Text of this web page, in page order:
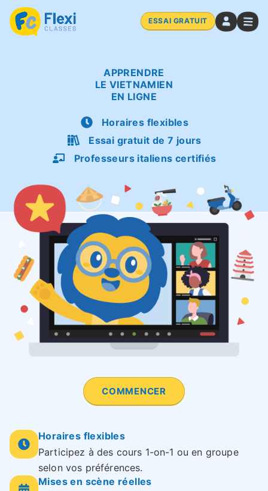
ESSAI GRATUIT
APPRENDRE
LE VIETNAMIEN
EN LIGNE
Horaires flexibles
Essai gratuit de 7 jours
Professeurs italiens certifiés
COMMENCER
Horaires flexibles
Participez à des cours 1-on-1 ou en groupe
selon vos préférences.
Mises en scène réelles